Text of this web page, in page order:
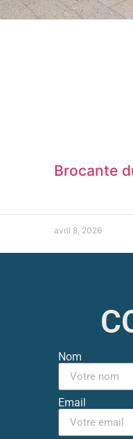
Brocante
avril 8, 2026
Nom
Email